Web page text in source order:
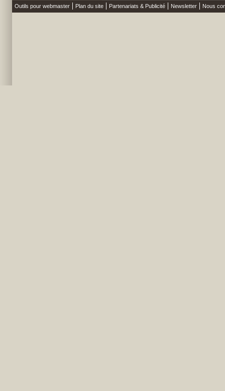
Outils pour webmaster Plan du site Partenariats & Publicité Newsletter Nous